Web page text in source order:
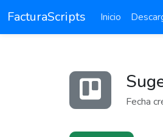
FacturaScripts Inicio
Fecha